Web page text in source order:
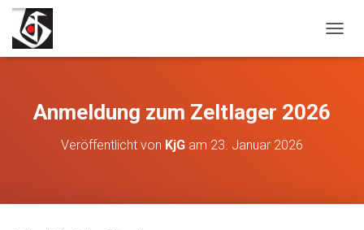
A
Anmeldung zum Zeltlager 2026
Veröffentlicht von KjG am 23. Januar 2026